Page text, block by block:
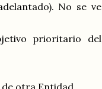
No se ve
prioritario del
de otra Entidad.